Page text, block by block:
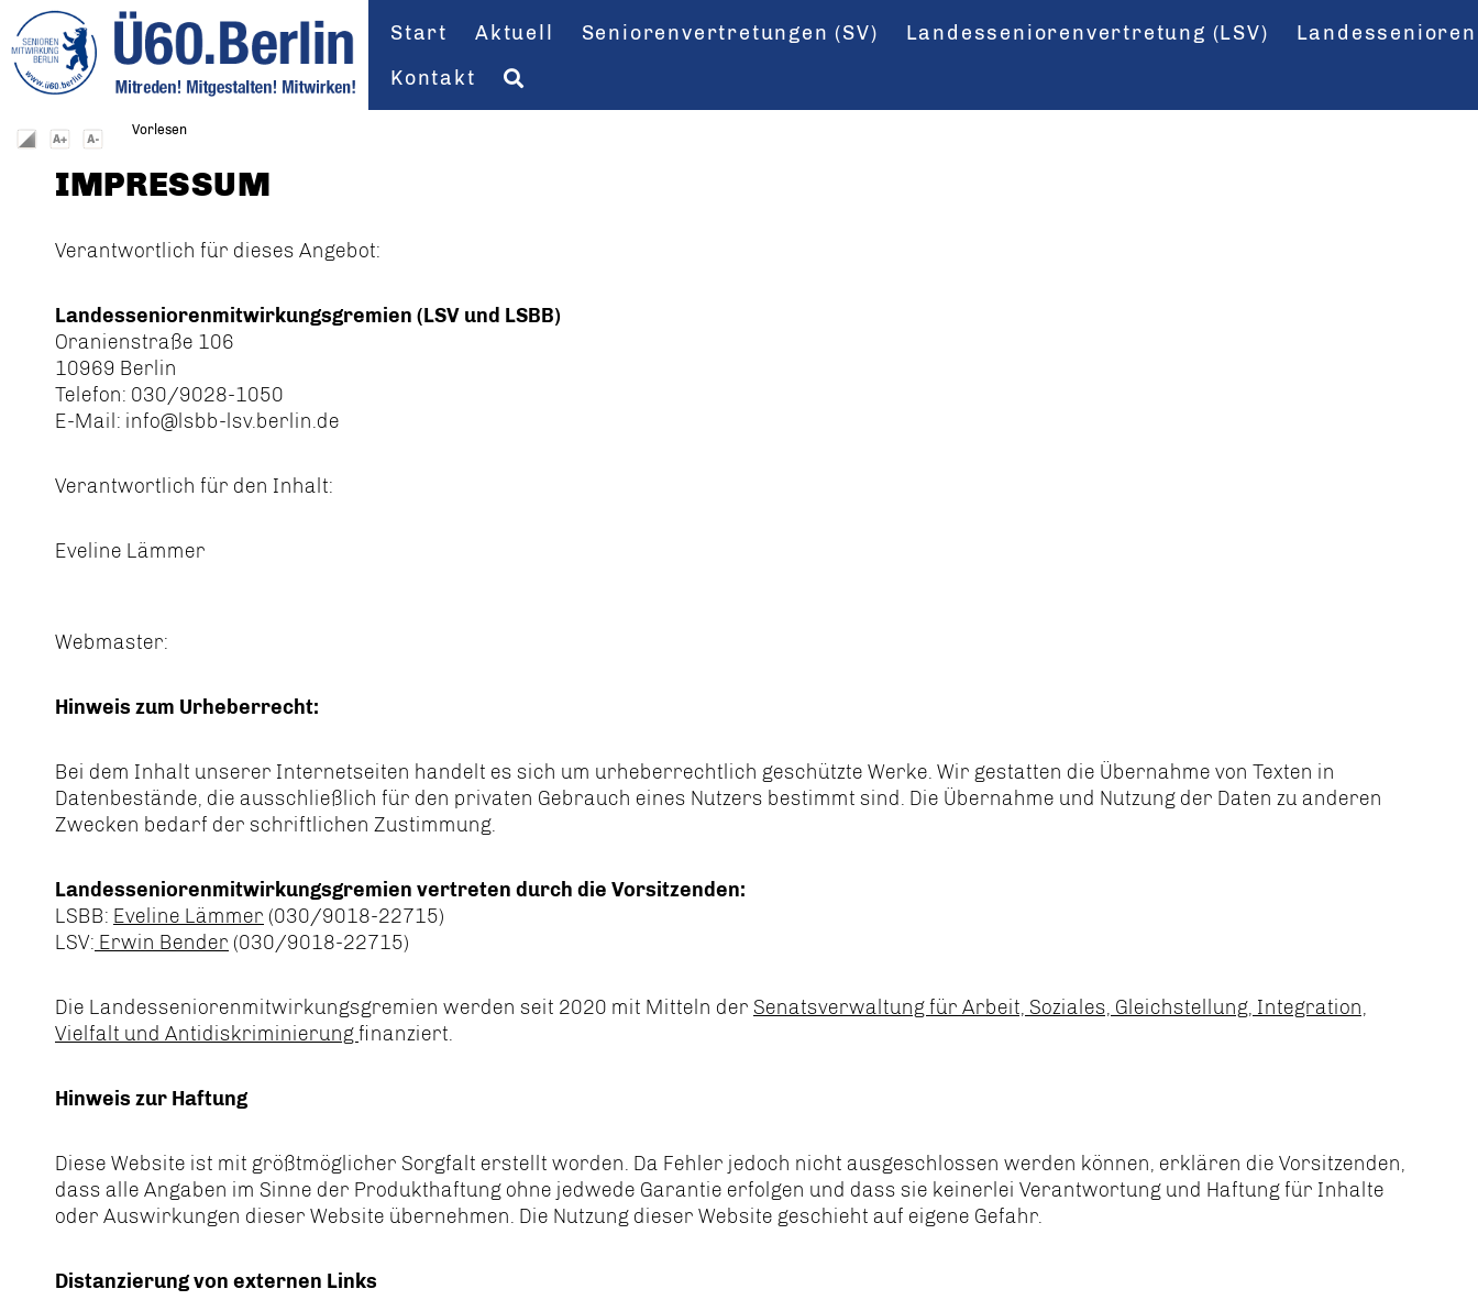
Start Aktuell Seniorenvertretungen (SV) Landesseniorenvertretung (LSV)
Kontakt
Vorlesen
IMPRESSUM
Verantwortlich für dieses Angebot:
Landesseniorenmitwirkungsgremien (LSV und LSBB)
Oranienstraße 106
10969 Berlin
Telefon: 030/9028-1050
E-Mail: info@lsbb-lsv.berlin.de
Verantwortlich für den Inhalt:
Eveline Lämmer
Webmaster:
Hinweis zum Urheberrecht:
Bei dem Inhalt unserer Internetseiten handelt es sich um urheberrechtlich geschützte Werke. Wir gestatten die Übernahme von Texten in
Datenbestände, die ausschließlich für den privaten Gebrauch eines Nutzers bestimmt sind. Die Übernahme und Nutzung der Daten zu anderen
Zwecken bedarf der schriftlichen Zustimmung.
Landesseniorenmitwirkungsgremien vertreten durch die Vorsitzenden:
LSBB: Eveline Lämmer (030/9018-22715)
LSV: Erwin Bender (030/9018-22715)
Die Landesseniorenmitwirkungsgremien werden seit 2020 mit Mitteln der Senatsverwaltung für Arbeit, Soziales, Gleichstellung, Integration,
Vielfalt und Antidiskriminierungfinanziert.
Hinweis zur Haftung
Diese Website ist mit größtmöglicher Sorgfalt erstellt worden. Da Fehler jedoch nicht ausgeschlossen werden können, erklären die Vorsitzenden,
dass alle Angaben im Sinne der Produkthaftung ohne jedwede Garantie erfolgen und dass sie keinerlei Verantwortung und Haftung für Inhalte
oder Auswirkungen dieser Website übernehmen. Die Nutzung dieser Website geschieht auf eigene Gefahr.
Distanzierung von externen Links